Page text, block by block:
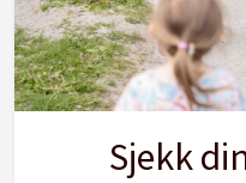
Sjekk